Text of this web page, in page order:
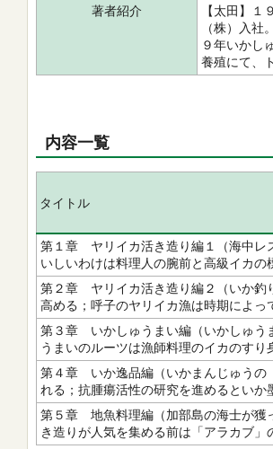
著者紹介
【太田】
（株）入
９年いかし
養殖にて、
内容一覧
タイトル
第１章 ヤリイカ活き造り編１（海中レ
いしいわけは料理人の腕前と高級イカ
第２章 ヤリイカ活き造り編２（いか釣
高める；呼子のヤリイカ漁は時期によ
第３章 いかしゅうまい編（いかしゅう
うまいのルーツは漁師料理のイカのす
第４章 いか逸品編（いかまんじゅうの
れる；抗腫瘍活性の研究を進めるとい
第５章 地魚料理編（加部島の海士が獲
き造りが人気を集める前は「アラカブ